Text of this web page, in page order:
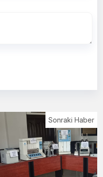
Sonraki Haber